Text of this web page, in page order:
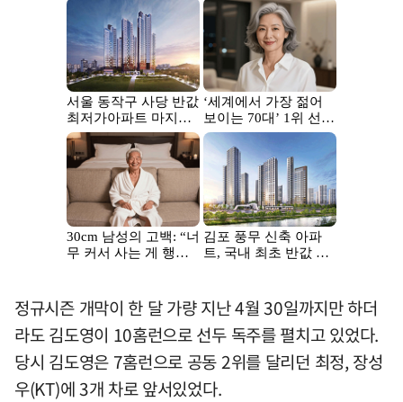
정규시즌 개막이 한 달 가량 지난 4월 30일까지만 하더
라도 김도영이 10홈런으로 선두 독주를 펼치고 있었다.
당시 김도영은 7홈런으로 공동 2위를 달리던 최정, 장성
우(KT)에 3개 차로 앞서있었다.